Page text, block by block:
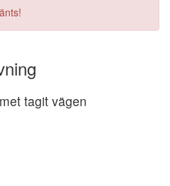
tagit vägen